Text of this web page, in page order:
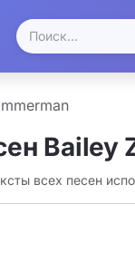
Bailey
всех песен